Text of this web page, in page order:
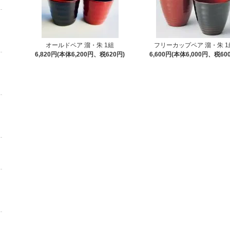
オールドペア 溜・朱 1組
6,820円(本体6,200円、税620円)
フリーカップペア 溜・朱 1
6,600円(本体6,000円、税